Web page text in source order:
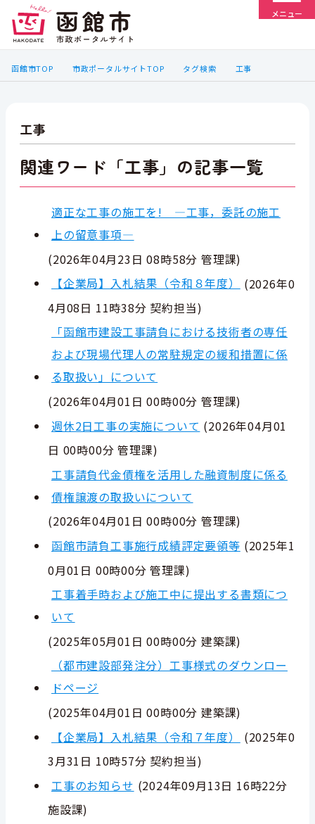
メニュー
函館市TOP 市政ポータルサイトTOP タグ検索 工事
工事
関連ワード「工事」の記事一覧
適正な工事の施工を! —工事，委託の施工
上の留意事項—
(2026年04月23日 08時58分 管理課)
【企業局】入札結果（令和８年度）
(2026年0
4月08日 11時38分 契約担当)
「函館市建設工事請負における技術者の専任
および現場代理人の常駐規定の緩和措置に係
る取扱い」について
(2026年04月01日 00時00分 管理課)
週休2日工事の実施について (2026年04月01
日 00時00分 管理課)
工事請負代金債権を活用した融資制度に係る
債権譲渡の取扱いについて
(2026年04月01日 00時00分 管理課)
函館市請負工事施行成績評定要領等 (2025年1
0月01日 00時00分 管理課)
工事着手時および施工中に提出する書類につ
いて
(2025年05月01日 00時00分 建築課)
（都市建設部発注分）工事様式のダウンロー
ドページ
(2025年04月01日 00時00分 建築課)
【企業局】入札結果（令和７年度）
(2025年0
3月31日 10時57分 契約担当)
工事のお知らせ (2024年09月13日 16時22分
施設課)